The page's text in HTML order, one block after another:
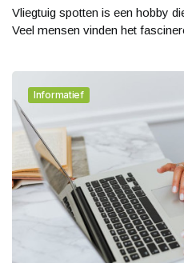
Vliegtuig spotten is een hobby
Veel mensen vinden het
Informatief